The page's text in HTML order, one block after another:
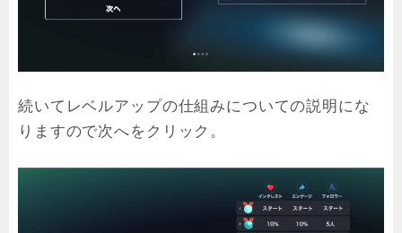
続いてレベルアップの仕組みについての説明にな
りますので次へをクリック。